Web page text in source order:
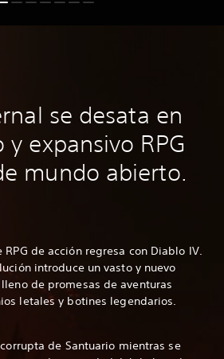
se desata en
y expansivo RPG
mundo abierto.
de acción regresa con Diablo IV.
introduce un vasto y nuevo
de promesas de aventuras
letales y botines legendarios.
de Santuario mientras se